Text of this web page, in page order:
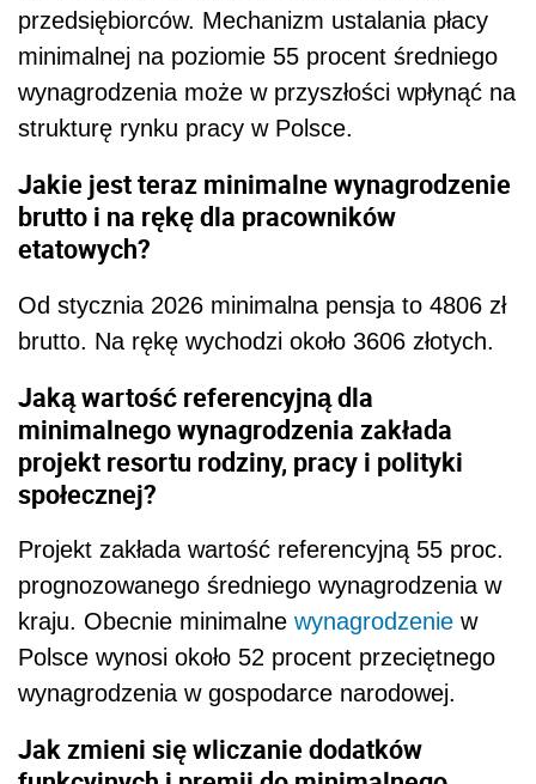
przedsiębiorców. Mechanizm ustalania płacy
minimalnej na poziomie 55 procent średniego
wynagrodzenia może w przyszłości wpłynąć na
strukturę rynku pracy w Polsce.
Jakie jest teraz minimalne wynagrodzenie
brutto i na rękę dla pracowników
etatowych?
Od stycznia 2026 minimalna pensja to 4806 zł
brutto. Na rękę wychodzi około 3606 złotych.
Jaką wartość referencyjną dla
minimalnego wynagrodzenia zakłada
projekt resortu rodziny, pracy i polityki
społecznej?
Projekt zakłada wartość referencyjną 55 proc.
prognozowanego średniego wynagrodzenia w
kraju. Obecnie minimalne wynagrodzenie w
Polsce wynosi około 52 procent przeciętnego
wynagrodzenia w gospodarce narodowej.
Jak zmieni się wliczanie dodatków